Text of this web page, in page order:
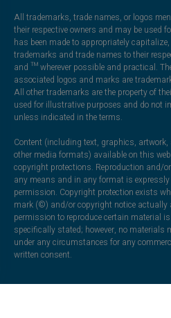
All trademarks, trade names, or logos
their respective owners and may be used
has been made to appropriately
trademarks and trade names to their
and ™ wherever possible and practical.
associated logos and marks are
All other trademarks are the property of
used for illustrative purposes and do not
unless indicated in the terms.
Content (including text, graphics,
other media formats) available on this
copyright protections. Reproduction and/
any means and in any format is
permission. Copyright protection exists
mark (©) and/or copyright notice actually
permission to reproduce certain material
specifically stated; however, no materials
under any circumstances for any
written consent.